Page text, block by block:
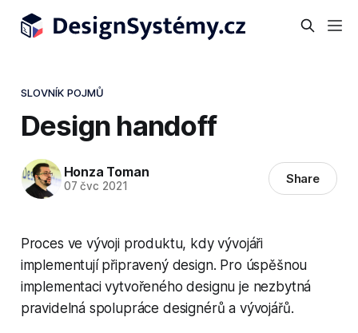
SLOVNÍK POJMŮ
Design handoff
Honza Toman
07 čvc 2021 Share
Proces ve vývoji produktu, kdy vývojáři
implementují připravený design. Pro úspěšnou
implementaci vytvořeného designu je nezbytná
pravidelná spolupráce designérů a vývojářů.